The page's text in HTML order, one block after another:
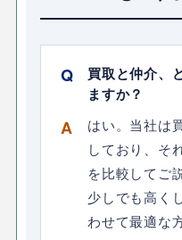
買取と仲介、
ますか？
はい。当社は
しており、そ
を比較してご
少しでも高く
わせて最適な